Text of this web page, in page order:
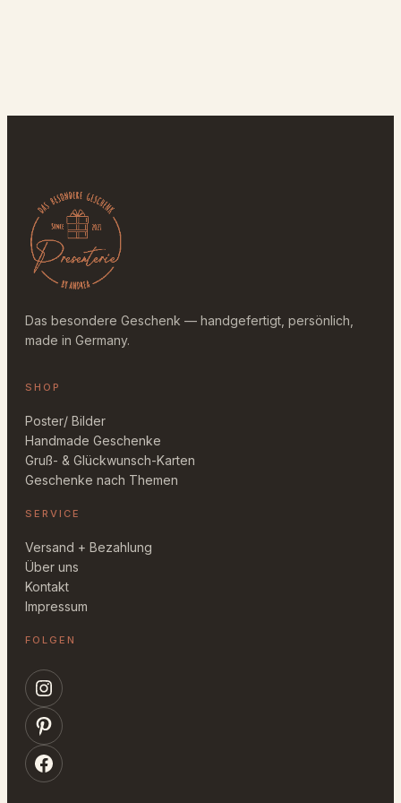
Das besondere Geschenk — handgefertigt, persönlich,
made in Germany.
SHOP
Poster/ Bilder
Handmade Geschenke
Gruß- & Glückwunsch-Karten
Geschenke nach Themen
SERVICE
Versand + Bezahlung
Über uns
Kontakt
Impressum
FOLGEN
Instagram
Pinterest
Facebook